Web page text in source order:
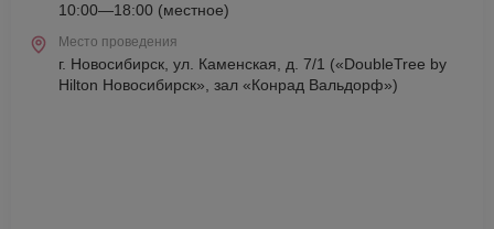
10:00—18:00 (местное)
Место проведения
г. Новосибирск, ул. Каменская, д. 7/1 («DoubleTree by
Hilton Новосибирск», зал «Конрад Вальдорф»)